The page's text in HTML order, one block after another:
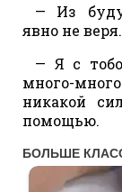
— Из
явно не
— Я с
много-
никакой
помощью.